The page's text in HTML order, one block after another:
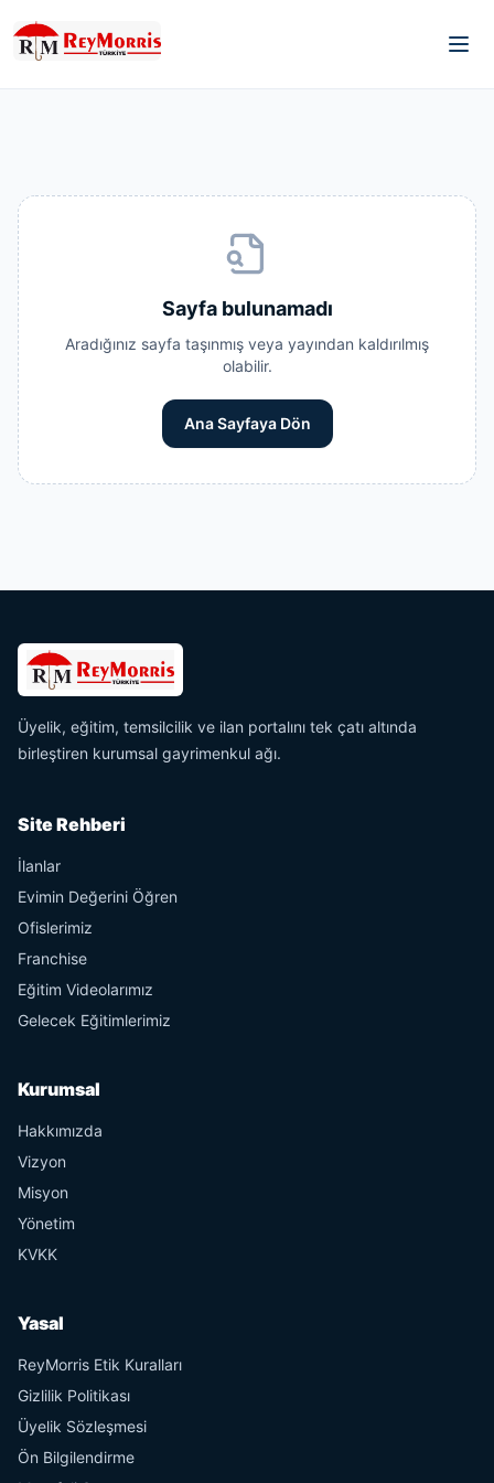
Sayfa bulunamadı
Aradığınız sayfa taşınmış veya yayından kaldırılmış
olabilir.
Ana Sayfaya Dön
Üyelik, eğitim, temsilcilik ve ilan portalını tek çatı altında
birleştiren kurumsal gayrimenkul ağı.
Site Rehberi
İlanlar
Evimin Değerini Öğren
Ofislerimiz
Franchise
Eğitim Videolarımız
Gelecek Eğitimlerimiz
Kurumsal
Hakkımızda
Vizyon
Misyon
Yönetim
KVKK
Yasal
ReyMorris Etik Kuralları
Gizlilik Politikası
Üyelik Sözleşmesi
Ön Bilgilendirme